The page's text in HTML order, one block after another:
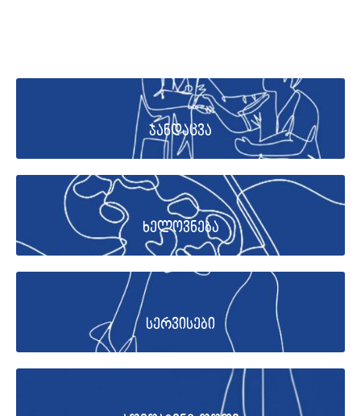
ჯანდაცვა
ხელოვნება
სერვისები